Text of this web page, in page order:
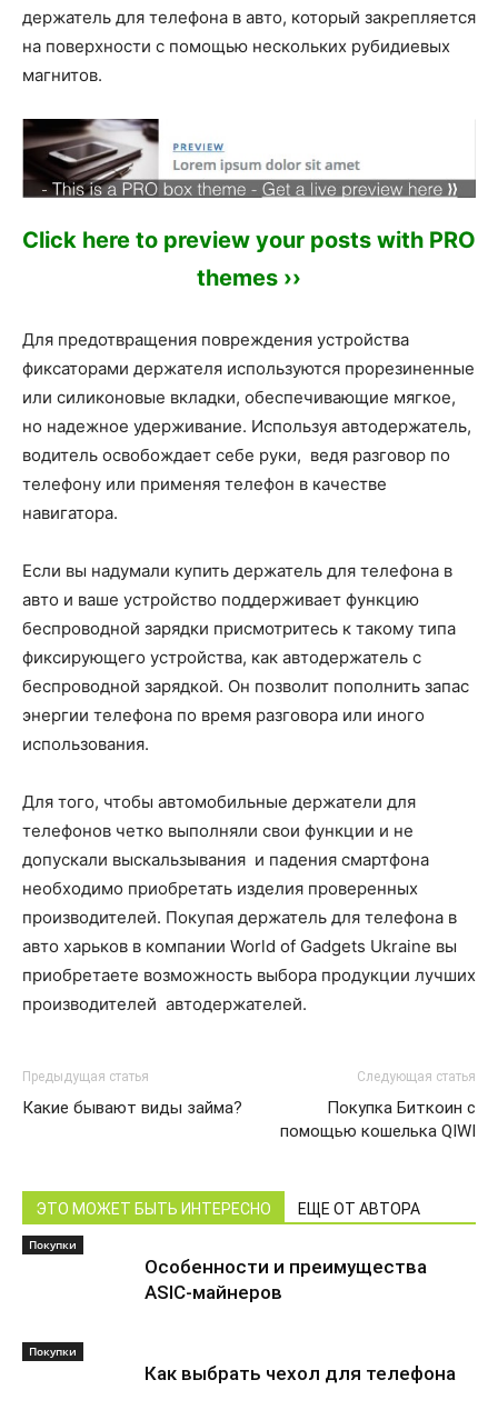
держатель для телефона в авто, который закрепляется
на поверхности с помощью нескольких рубидиевых
магнитов.
Click here to preview your posts with PRO
themes ››
Для предотвращения повреждения устройства
фиксаторами держателя используются прорезиненные
или силиконовые вкладки, обеспечивающие мягкое,
но надежное удерживание. Используя автодержатель,
водитель освобождает себе руки, ведя разговор по
телефону или применяя телефон в качестве
навигатора.
Если вы надумали купить держатель для телефона в
авто и ваше устройство поддерживает функцию
беспроводной зарядки присмотритесь к такому типа
фиксирующего устройства, как автодержатель с
беспроводной зарядкой. Он позволит пополнить запас
энергии телефона по время разговора или иного
использования.
Для того, чтобы автомобильные держатели для
телефонов четко выполняли свои функции и не
допускали выскальзывания и падения смартфона
необходимо приобретать изделия проверенных
производителей. Покупая держатель для телефона в
авто харьков в компании World of Gadgets Ukraine вы
приобретаете возможность выбора продукции лучших
производителей автодержателей.
Предыдущая статья
Какие бывают виды займа?
Следующая статья
Покупка Биткоин с
помощью кошелька QIWI
ЭТО МОЖЕТ БЫТЬ ИНТЕРЕСНО ЕЩЕ ОТ АВТОРА
Покупки
Особенности и преимущества
ASIC-майнеров
Покупки
Как выбрать чехол для телефона